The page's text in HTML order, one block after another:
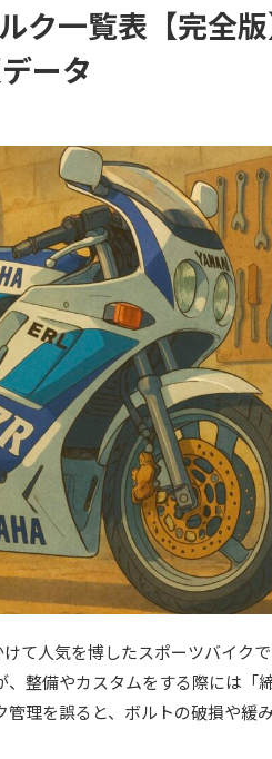
ク一覧表【完全
ータ
て人気を博したスポーツバイク
整備やカスタムをする際には「
理を誤ると、ボルトの破損や緩